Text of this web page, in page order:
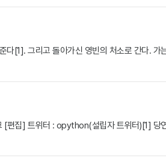
[1]. 그리고 돌아가신 영빈의 처소로 간다.
집] 트위터 : opython(설립자 트위터)[1] 당